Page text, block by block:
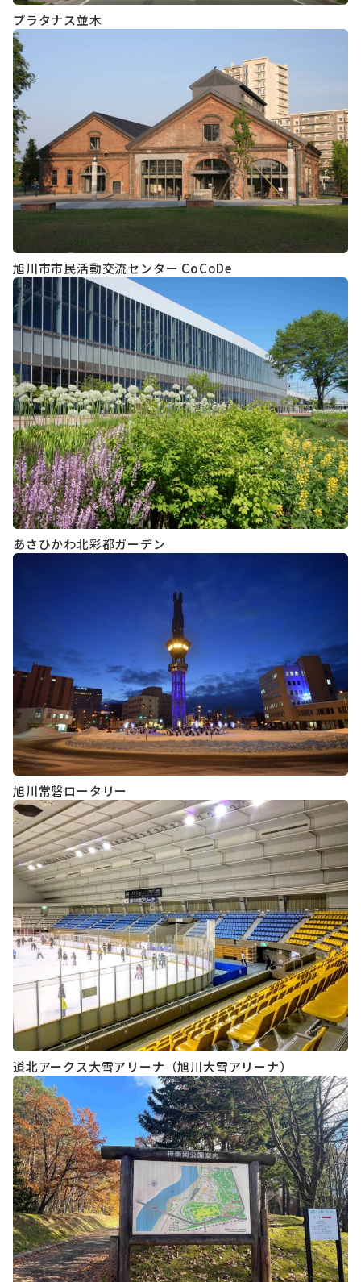
プラタナス並木
旭川市市民活動交流センター CoCoDe
あさひかわ北彩都ガーデン
旭川常磐ロータリー
道北アークス大雪アリーナ（旭川大雪アリーナ）